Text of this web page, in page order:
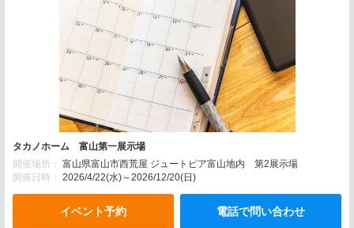
タカノホーム 富山第一展示場
開催場所： 富山県富山市西荒屋 ジュートピア富山地内 第2展示場
開催日時： 2026/4/22(水)～2026/12/20(日)
イベント予約 電話で問い合わせ